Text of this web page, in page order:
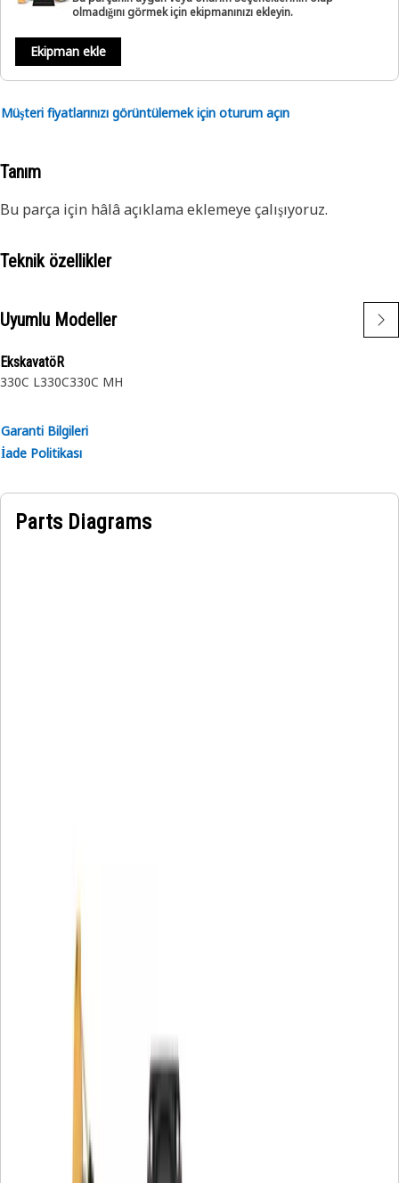
olmadığını görmek için ekipmanınızı ekleyin.
Ekipman ekle
Müşteri fiyatlarınızı görüntülemek için oturum açın
Tanım
Bu parça için hâlâ açıklama eklemeye çalışıyoruz.
Teknik özellikler
Uyumlu Modeller
EkskavatöR
330C L330C330C MH
Garanti Bilgileri
İade Politikası
Parts Diagrams